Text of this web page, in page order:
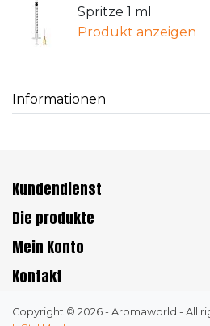
Spritze 1 ml
Produkt anzeigen
Informationen
Kundendienst
Die produkte
Mein Konto
Kontakt
Copyright © 2026 - Aromaworld - All